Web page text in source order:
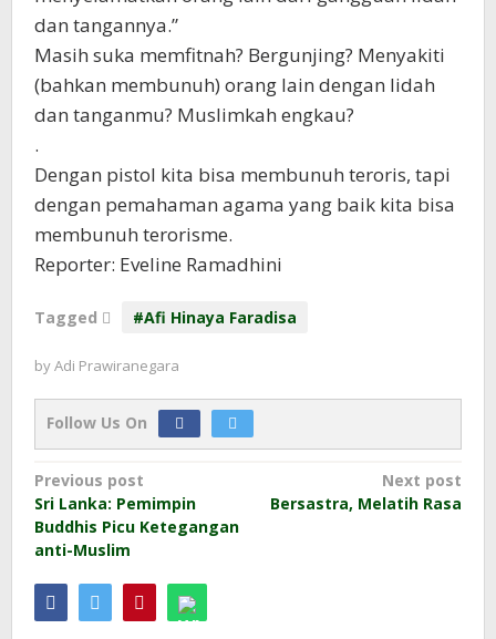
dan tangannya.”
Masih suka memfitnah? Bergunjing? Menyakiti
(bahkan membunuh) orang lain dengan lidah
dan tanganmu? Muslimkah engkau?
.
Dengan pistol kita bisa membunuh teroris, tapi
dengan pemahaman agama yang baik kita bisa
membunuh terorisme.
Reporter: Eveline Ramadhini
Tagged #Afi Hinaya Faradisa
byAdi Prawiranegara
Follow Us On
Post
navigation
Previous post
Sri Lanka: Pemimpin
Buddhis Picu Ketegangan
anti-Muslim
Next post
Bersastra, Melatih Rasa